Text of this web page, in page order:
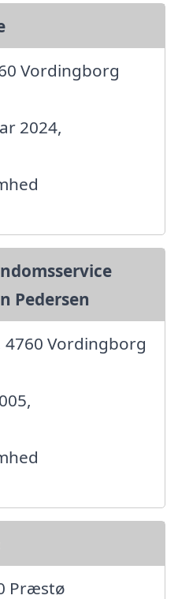
Vordingborg
2024,
Pedersen
4760 Vordingborg
Præstø